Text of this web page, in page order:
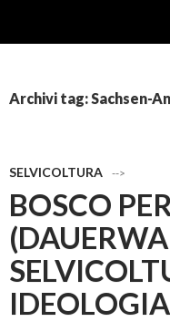
Archivi tag: Sachsen-
SELVICOLTURA -->
BOSCO